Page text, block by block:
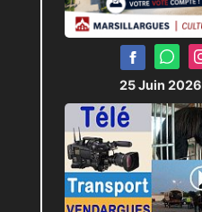
25 Juin 2026